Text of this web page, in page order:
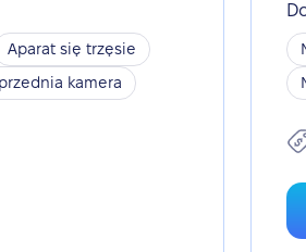
Aparat się trzęsie
kamera